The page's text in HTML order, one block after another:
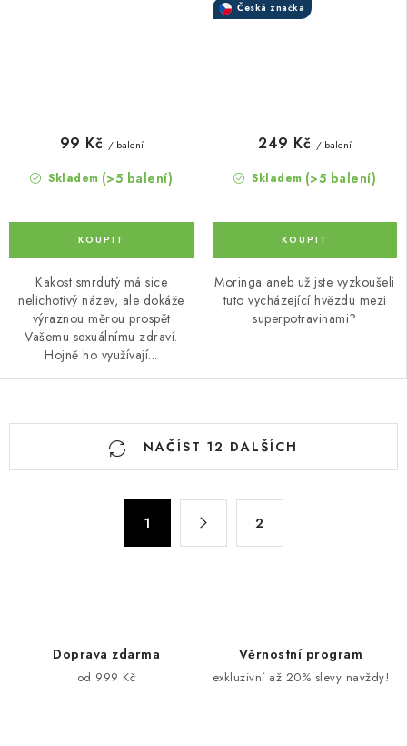
Skladem (>5 balení)
99 Kč / balení
Kakost smrdutý má sice
nelichotivý název, ale dokáže
výraznou měrou prospět
Vašemu sexuálnímu zdraví.
Hojně ho využívají...
Česká značka
Skladem (>5 balení)
249 Kč / balení
Moringa aneb už jste vyzkoušeli
tuto vycházející hvězdu mezi
superpotravinami?
O
NAČÍST 12 DALŠÍCH
1 2
Doprava zdarma
od 999 Kč
Věrnostní program
exkluzivní až 20% slevy navždy!